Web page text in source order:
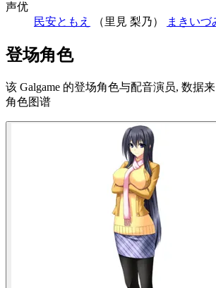
声优
民安ともえ
（里見 梨乃） まきいづ
登场角色
该 Galgame 的登场角色与配音演员, 数据
角色图谱